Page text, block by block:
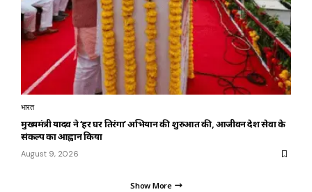
भारत
मुख्यमंत्री यादव ने ‘हर घर तिरंगा’ अभियान की शुरुआत की, आजीवन देश सेवा के
संकल्प का आह्वान किया
August 9, 2026
Show More